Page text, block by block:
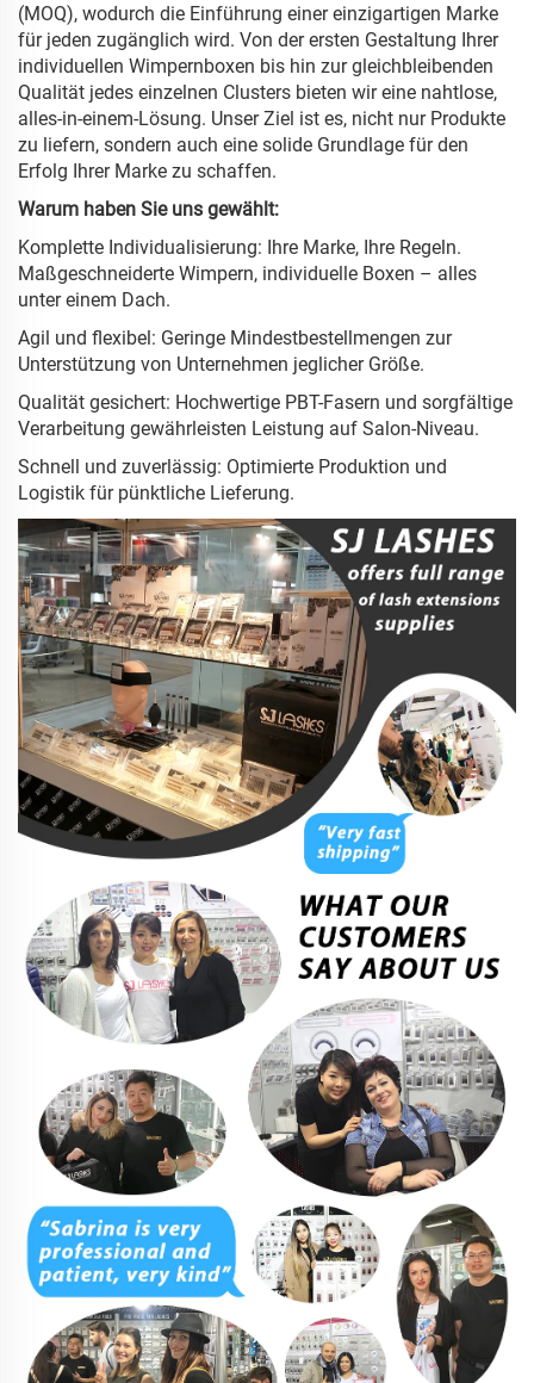
(MOQ), wodurch die Einführung einer einzigartigen Marke
für jeden zugänglich wird. Von der ersten Gestaltung Ihrer
individuellen Wimpernboxen bis hin zur gleichbleibenden
Qualität jedes einzelnen Clusters bieten wir eine nahtlose,
alles-in-einem-Lösung. Unser Ziel ist es, nicht nur Produkte
zu liefern, sondern auch eine solide Grundlage für den
Erfolg Ihrer Marke zu schaffen.
Warum haben Sie uns gewählt:
Komplette Individualisierung: Ihre Marke, Ihre Regeln.
Maßgeschneiderte Wimpern, individuelle Boxen – alles
unter einem Dach.
Agil und flexibel: Geringe Mindestbestellmengen zur
Unterstützung von Unternehmen jeglicher Größe.
Qualität gesichert: Hochwertige PBT-Fasern und sorgfältige
Verarbeitung gewährleisten Leistung auf Salon-Niveau.
Schnell und zuverlässig: Optimierte Produktion und
Logistik für pünktliche Lieferung.